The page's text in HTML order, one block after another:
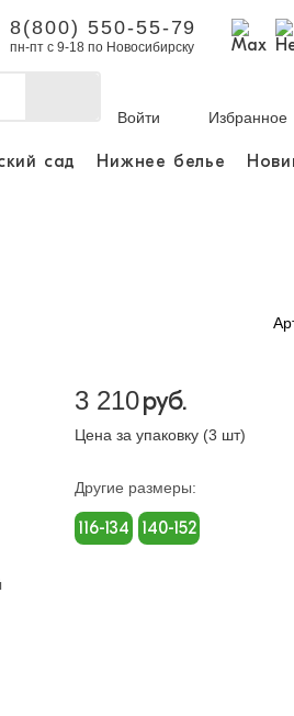
8(800) 550-55-79
пн-пт с 9-18 по Новосибирску
Войти
Избранное
сад Нижнее белье
3 210руб.
Цена за упаковку (3 шт)
Другие размеры:
116-134 140-152